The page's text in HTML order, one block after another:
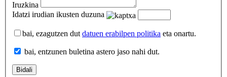
Iruzkina
Idatzi irudian ikusten duzuna
bai, ezagutzen dut datuen erabilpen politika eta onartu.
bai, entzunen buletina astero jaso nahi dut.